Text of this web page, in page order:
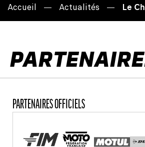
Accueil Actualités Le
PARTENAIRES OFFICIELS